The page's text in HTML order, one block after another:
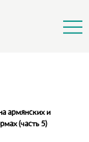
армянских и
(часть 5)